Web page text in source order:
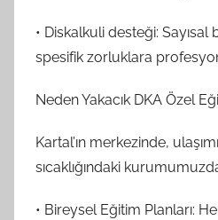
• Diskalkuli desteği:
spesifik zorluklara
Neden Yakacık DKA Özel
Kartal’ın merkezinde,
sıcaklığındaki
• Bireysel Eğitim Planları: